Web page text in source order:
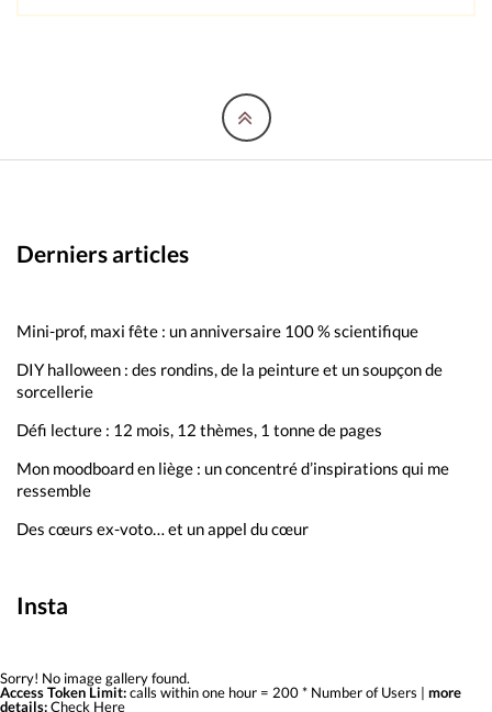
Derniers articles
Mini-prof, maxi fête : un anniversaire 100 % scientifique
DIY halloween : des rondins, de la peinture et un soupçon de
sorcellerie
Défi lecture : 12 mois, 12 thèmes, 1 tonne de pages
Mon moodboard en liège : un concentré d’inspirations qui me
ressemble
Des cœurs ex-voto… et un appel du cœur
Insta
Sorry! No image gallery found.
Access Token Limit:calls within one hour = 200 * Number of Users | more
details:Check Here